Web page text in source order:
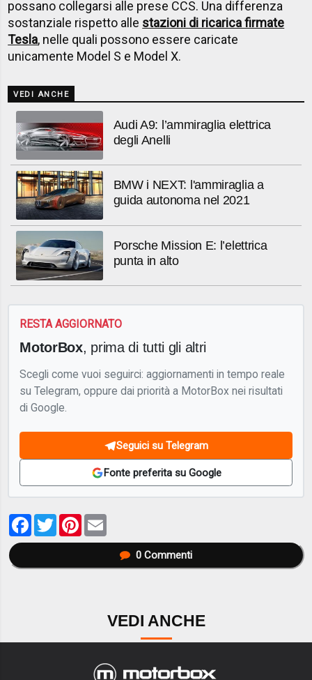
possano collegarsi alle prese CCS. Una differenza
sostanziale rispetto alle stazioni di ricarica firmate
Tesla, nelle quali possono essere caricate
unicamente Model S e Model X.
VEDI ANCHE
Audi A9: l’ammiraglia elettrica
degli Anelli
BMW i NEXT: l'ammiraglia a
guida autonoma nel 2021
Porsche Mission E: l’elettrica
punta in alto
RESTA AGGIORNATO
MotorBox, prima di tutti gli altri
Scegli come vuoi seguirci: aggiornamenti in tempo reale
su Telegram, oppure dai priorità a MotorBox nei risultati
di Google.
Seguici su Telegram
Fonte preferita su Google
Facebook
TwitterPinterest
0Commenti
VEDI ANCHE